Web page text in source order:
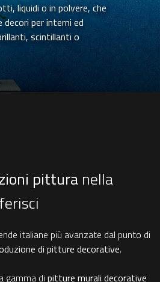
liquidi o in polvere, che
per interni ed
scintillanti o
pittura nella
italiane più avanzate dal punto di
di pitture decorative.
gamma di pitture murali decorative